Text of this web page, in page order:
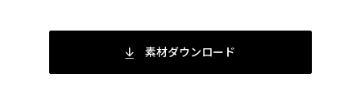
素材ダウンロード